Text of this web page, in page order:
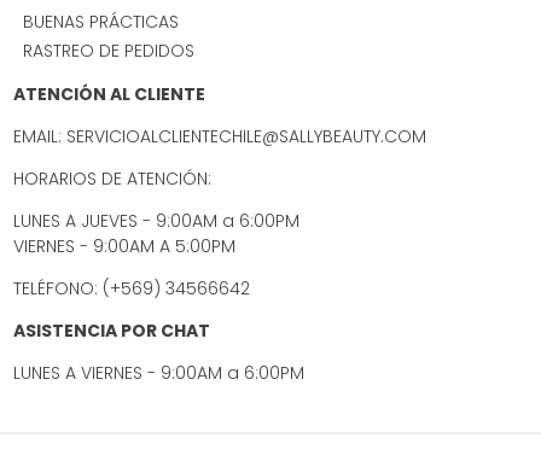
BUENAS PRÁCTICAS
RASTREO DE PEDIDOS
ATENCIÓN AL CLIENTE
EMAIL: SERVICIOALCLIENTECHILE@SALLYBEAUTY.COM
HORARIOS DE ATENCIÓN:
LUNES A JUEVES - 9:00AM a 6:00PM
VIERNES - 9:00AM A 5:00PM
TELÉFONO: (+569) 34566642
ASISTENCIA POR CHAT
LUNES A VIERNES - 9:00AM a 6:00PM